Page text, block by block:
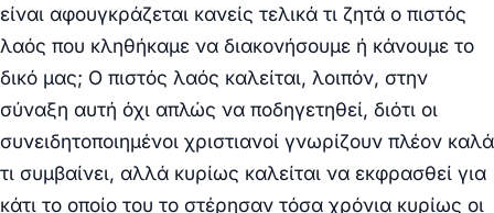
είναι αφουγκράζεται κανείς τελικά τι ζητά ο πιστός
λαός που κληθήκαμε να διακονήσουμε ή κάνουμε το
δικό μας; Ο πιστός λαός καλείται, λοιπόν, στην
σύναξη αυτή όχι απλώς να ποδηγετηθεί, διότι οι
συνειδητοποιημένοι χριστιανοί γνωρίζουν πλέον καλά
τι συμβαίνει, αλλά κυρίως καλείται να εκφρασθεί για
κάτι το οποίο του το στέρησαν τόσα χρόνια κυρίως οι